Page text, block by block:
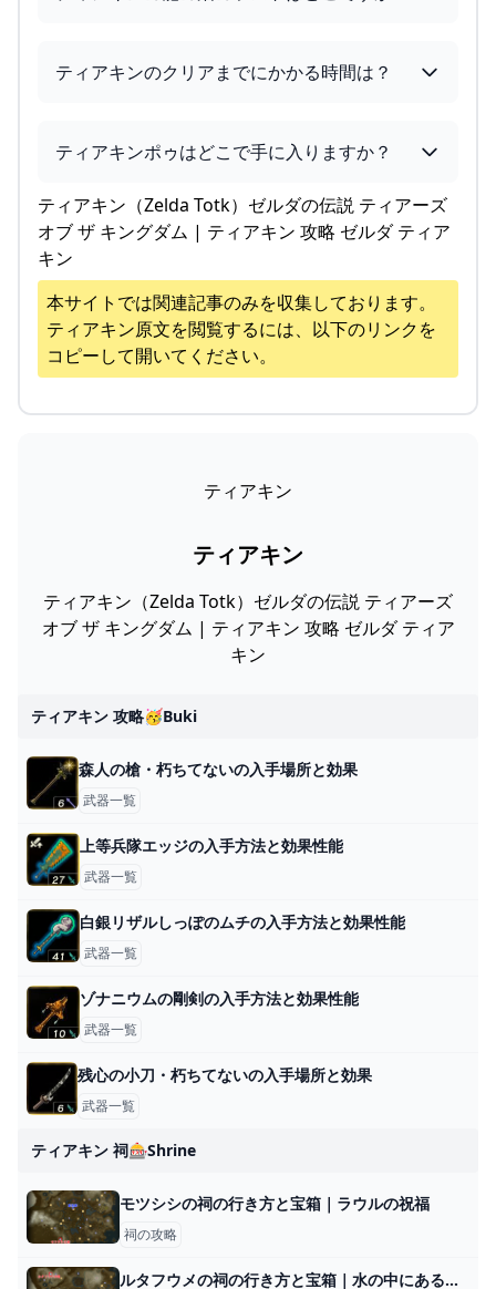
ティアキンのクリアまでにかかる時間は？
ティアキンポゥはどこで手に入りますか？
ティアキン（Zelda Totk）ゼルダの伝説 ティアーズ
オブ ザ キングダム | ティアキン 攻略 ゼルダ ティア
キン
本サイトでは関連記事のみを収集しております。
ティアキン原文を閲覧するには、以下のリンクを
コピーして開いてください。
ティアキン
ティアキン
ティアキン（Zelda Totk）ゼルダの伝説 ティアーズ
オブ ザ キングダム | ティアキン 攻略 ゼルダ ティア
キン
ティアキン 攻略🥳buki
森人の槍・朽ちてないの入手場所と効果
武器一覧
上等兵隊エッジの入手方法と効果性能
武器一覧
白銀リザルしっぽのムチの入手方法と効果性能
武器一覧
ゾナニウムの剛剣の入手方法と効果性能
武器一覧
残心の小刀・朽ちてないの入手場所と効果
武器一覧
ティアキン 祠🎰shrine
モツシシの祠の行き方と宝箱｜ラウルの祝福
祠の攻略
ルタフウメの祠の行き方と宝箱｜水の中にある水晶の取り方